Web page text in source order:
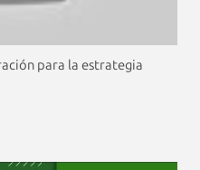
para la estrategia